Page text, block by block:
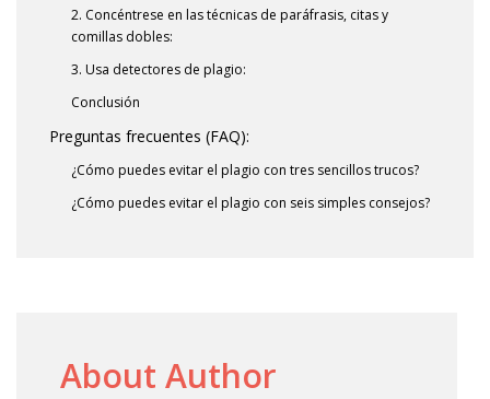
2. Concéntrese en las técnicas de paráfrasis, citas y
comillas dobles:
3. Usa detectores de plagio:
Conclusión
Preguntas frecuentes (FAQ):
¿Cómo puedes evitar el plagio con tres sencillos trucos?
¿Cómo puedes evitar el plagio con seis simples consejos?
About Author